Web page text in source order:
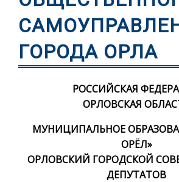
ГОРОДА ОРЛА
РОССИЙСКАЯ
ОРЛОВСКАЯ
МУНИЦИПАЛЬНОЕ
ОРЁЛ»
ОРЛОВСКИЙ ГОРОДСКОЙ
ДЕПУТАТОВ